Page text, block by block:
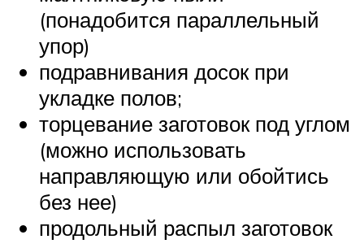
(понадобится параллельный
упор)
подравнивания досок при
укладке полов;
торцевание заготовок под углом
(можно использовать
направляющую или обойтись
без нее)
продольный распыл заготовок